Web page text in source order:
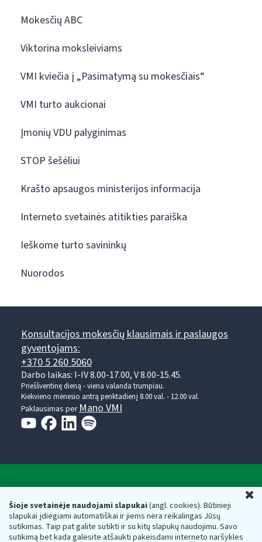
Šioje svetainėje naudojami slapukai(angl. cookies). Būtinieji
slapukai įdiegiami automatiškai ir jiems nėra reikalingas Jūsų
sutikimas. Taip pat galite sutikti ir su kitų slapukų naudojimu. Savo
sutikimą bet kada galėsite atšaukti pakeisdami interneto naršyklės
Mokesčių ABC
Viktorina moksleiviams
VMI kviečia į „Pasimatymą su mokesčiais“
VMI turto aukcionai
Įmonių VDU palyginimas
STOP šešėliui
Krašto apsaugos ministerijos informacija
Interneto svetainės atitikties paraiška
Ieškome turto savininkų
Nuorodos
Konsultacijos mokesčių klausimais ir paslaugos
gyventojams:
+370 5 260 5060
Darbo laikas: I-IV 8.00-17.00, V 8.00-15.45.
Prieššventinę dieną - viena valanda trumpiau.
Kiekvieno mėnesio antrą penktadienį 8.00 val. - 12.00 val.
Paklausimas per Mano VMI
Respublikos finansų ministerijos
Biudžetinė įstaiga. Juridinio asmens kodas — 188659752,
adresas: Vasario 16-osios g. 14, 01107 Vilnius, Lietuva, el.paštas: